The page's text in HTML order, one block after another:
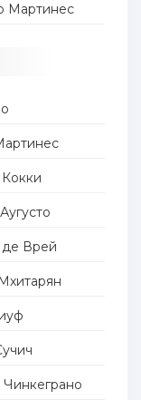
Мартинес
Врей